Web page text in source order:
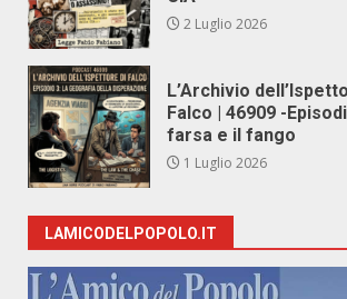
2 Luglio 2026
L’Archivio
Falco | 46909 -
farsa e il fango
1 Luglio 2026
LAMICODELPOPOLO.IT